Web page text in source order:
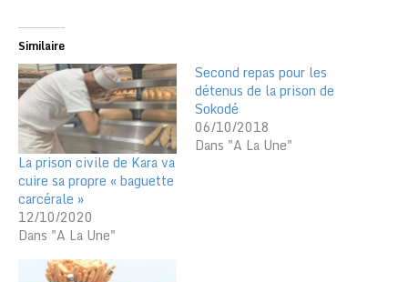
Similaire
La prison civile de Kara va
cuire sa propre « baguette
carcérale »
12/10/2020
Dans "A La Une"
Second repas pour les
détenus de la prison de
Sokodé
06/10/2018
Dans "A La Une"